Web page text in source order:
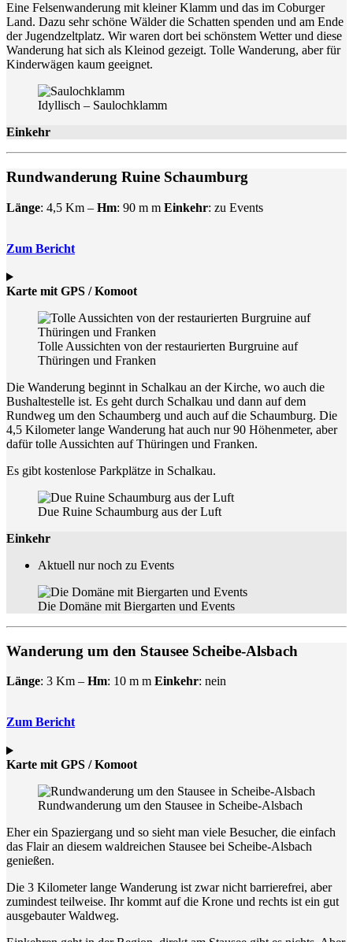
Eine Felsenwanderung mit kleiner Klamm und das im Coburger
Land. Dazu sehr schöne Wälder die Schatten spenden und am Ende
der Jugendzeltplatz. Wir waren dort bei schönstem Wetter und diese
Wanderung hat sich als Kleinod gezeigt. Tolle Wanderung, aber für
Kinderwägen kaum geeignet.
Idyllisch – Saulochklamm
Einkehr
Rundwanderung Ruine Schaumburg
Länge: 4,5 Km – Hm: 90 m m Einkehr: zu Events
Zum Bericht
Karte mit GPS / Komoot
Tolle Aussichten von der restaurierten Burgruine auf
Thüringen und Franken
Die Wanderung beginnt in Schalkau an der Kirche, wo auch die
Bushaltestelle ist. Es geht durch Schalkau und dann auf dem
Rundweg um den Schaumberg und auch auf die Schaumburg. Die
4,5 Kilometer lange Wanderung hat auch nur 90 Höhenmeter, aber
dafür tolle Aussichten auf Thüringen und Franken.
Es gibt kostenlose Parkplätze in Schalkau.
Due Ruine Schaumburg aus der Luft
Einkehr
Aktuell nur noch zu Events
Die Domäne mit Biergarten und Events
Wanderung um den Stausee Scheibe-Alsbach
Länge: 3 Km – Hm: 10 m m Einkehr: nein
Zum Bericht
Karte mit GPS / Komoot
Rundwanderung um den Stausee in Scheibe-Alsbach
Eher ein Spaziergang und so sieht man viele Besucher, die einfach
das Flair an diesem waldreichen Stausee bei Scheibe-Alsbach
genießen.
Die 3 Kilometer lange Wanderung ist zwar nicht barrierefrei, aber
zumindest teilweise. Ihr kommt auf die Krone und rechts ist ein gut
ausgebauter Waldweg.